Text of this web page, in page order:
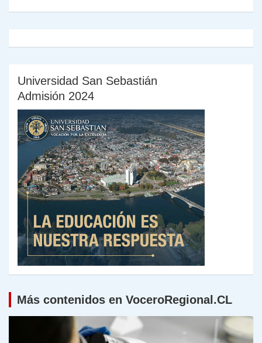
Universidad San Sebastián
Admisión 2024
Más contenidos en VoceroRegional.CL